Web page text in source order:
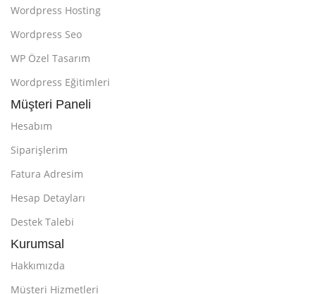
Wordpress Hosting
Wordpress Seo
WP Özel Tasarım
Wordpress Eğitimleri
Müşteri Paneli
Hesabım
Siparişlerim
Fatura Adresim
Hesap Detayları
Destek Talebi
Kurumsal
Hakkımızda
Müşteri Hizmetleri